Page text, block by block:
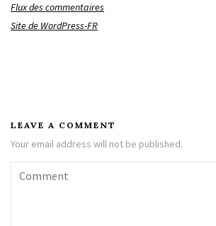
Flux des commentaires
Site de WordPress-FR
LEAVE A COMMENT
Your email address will not be published.